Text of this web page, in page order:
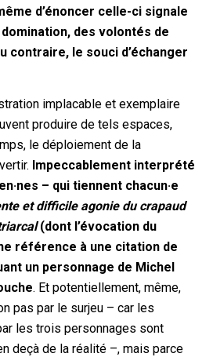
d’énoncer celle-ci signale
des volontés de
contraire, le souci d’échanger
implacable et exemplaire
produire de tels espaces,
le déploiement de la
Impeccablement interprété
– qui tiennent chacun·e
et difficile agonie du crapaud
(dont l’évocation du
référence à une citation de
un personnage de Michel
. Et potentiellement, même,
pas par le surjeu – car les
les trois personnages sont
deçà de la réalité –, mais parce